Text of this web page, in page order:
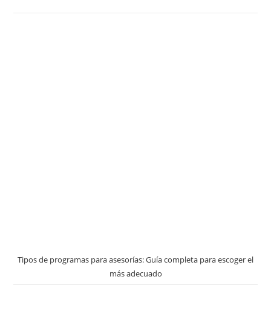
Tipos de programas para asesorías: Guía completa para escoger el
más adecuado